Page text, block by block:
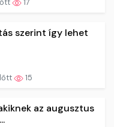
17
szerint így lehet
15
az augusztus